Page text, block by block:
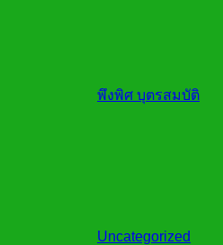
พึงพิศ บุตรสมบัติ
Uncategorized